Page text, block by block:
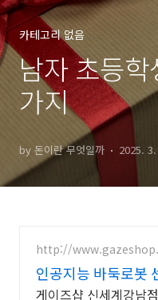
카테고리 없음
남자 초등
가지
by 돈이란 무엇일까 2025.
http://
인공지능 바둑로봇
게이즈샵 신세계강남